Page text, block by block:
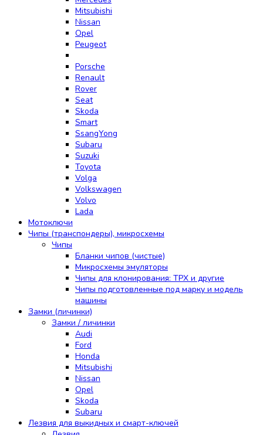
Mitsubishi
Nissan
Opel
Peugeot
Porsche
Renault
Rover
Seat
Skoda
Smart
SsangYong
Subaru
Suzuki
Toyota
Volga
Volkswagen
Volvo
Lada
Мотоключи
Чипы (транспондеры), микросхемы
Чипы
Бланки чипов (чистые)
Микросхемы эмуляторы
Чипы для клонирования: TPX и другие
Чипы подготовленные под марку и модель
машины
Замки (личинки)
Замки / личинки
Audi
Ford
Honda
Mitsubishi
Nissan
Opel
Skoda
Subaru
Лезвия для выкидных и смарт-ключей